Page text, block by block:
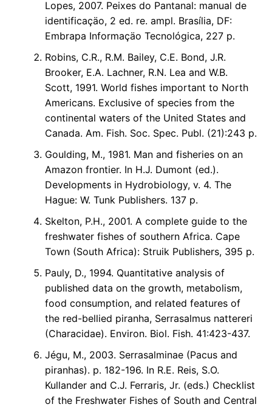
Lopes, 2007. Peixes do Pantanal: manual de
identificaçäo, 2 ed. re. ampl. Brasília, DF:
Embrapa Informaçäo Tecnológica, 227 p.
Robins, C.R., R.M. Bailey, C.E. Bond, J.R.
Brooker, E.A. Lachner, R.N. Lea and W.B.
Scott, 1991. World fishes important to North
Americans. Exclusive of species from the
continental waters of the United States and
Canada. Am. Fish. Soc. Spec. Publ. (21):243 p.
Goulding, M., 1981. Man and fisheries on an
Amazon frontier. In H.J. Dumont (ed.).
Developments in Hydrobiology, v. 4. The
Hague: W. Tunk Publishers. 137 p.
Skelton, P.H., 2001. A complete guide to the
freshwater fishes of southern Africa. Cape
Town (South Africa): Struik Publishers, 395 p.
Pauly, D., 1994. Quantitative analysis of
published data on the growth, metabolism,
food consumption, and related features of
the red-bellied piranha, Serrasalmus nattereri
(Characidae). Environ. Biol. Fish. 41:423-437.
Jégu, M., 2003. Serrasalminae (Pacus and
piranhas). p. 182-196. In R.E. Reis, S.O.
Kullander and C.J. Ferraris, Jr. (eds.) Checklist
of the Freshwater Fishes of South and Central